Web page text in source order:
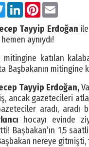
TwitterLinkedInPinterest
Tayyip Erdoğan
aynıydı!
mitingine katılan
Başbakanın
Tayyip Erdoğan,
ancak gazetecileri
aradı, aradı
hocayı evinde
Başbakan’ın 1,5
nereye gitmişti,